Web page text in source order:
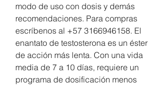
modo de uso con dosis y demás
recomendaciones. Para compras
escríbenos al +57 3166946158. El
enantato de testosterona es un éster
de acción más lenta. Con una vida
media de 7 a 10 días, requiere un
programa de dosificación menos